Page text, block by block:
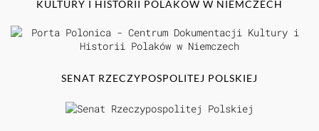
KULTURY I HISTORII POLAKÓW W NIEMCZECH
SENAT RZECZYPOSPOLITEJ POLSKIEJ